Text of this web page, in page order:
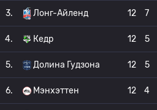
3. Лонг-Айленд 12 7
4. Кедр 12 5
5. Долина Гудзона 12 5
6. Мэнхэттен 12 4